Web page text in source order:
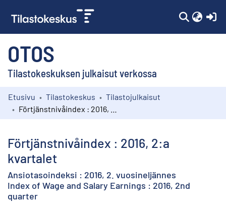
OTOS
Tilastokeskuksen julkaisut verkossa
Kokoelmat
Etusivu Tilastokeskus
Tilastojulkaisut
Förtjänstnivåindex : 2016, 2:a
kvartalet
Ansiotasoindeksi : 2016, 2. vuosineljännes
Index of Wage and Salary Earnings : 2016, 2nd
quarter